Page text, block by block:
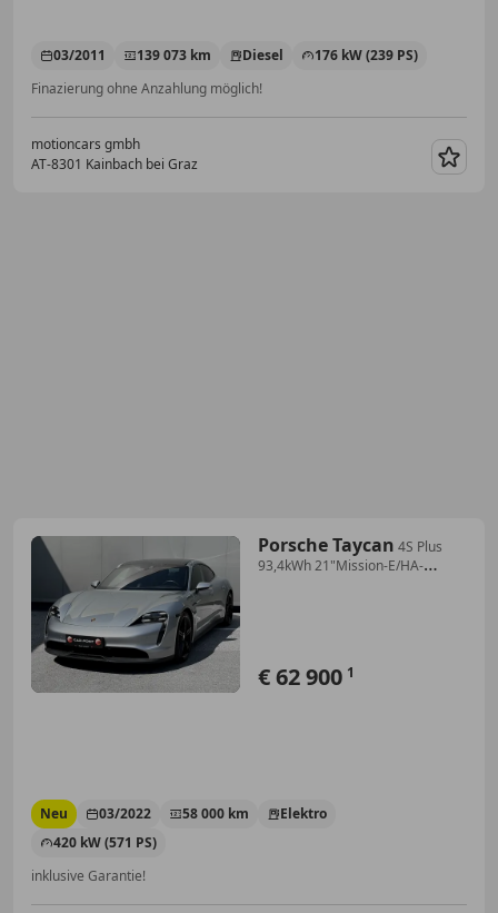
03/2011 139 073 km Diesel
176 kW (239 PS)
Finazierung ohne Anzahlung möglich!
motioncars gmbh
AT-8301 Kainbach bei Graz
Porsche Taycan 4S Plus
93,4kWh 21"Mission-E/HA-
€ 62 900 1
Neu 03/2022 58 000 km
Elektro
420 kW (571 PS)
inklusive Garantie!